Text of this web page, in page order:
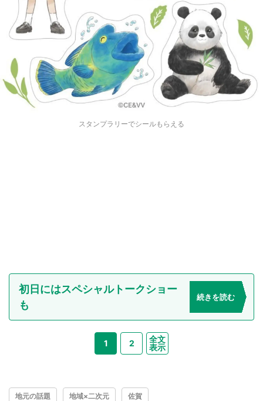
スタンプラリーでシールもらえる
初日にはスペシャルトークショー
も
続きを読む
1 2
全文
表示
地元の話題 地域×二次元 佐賀